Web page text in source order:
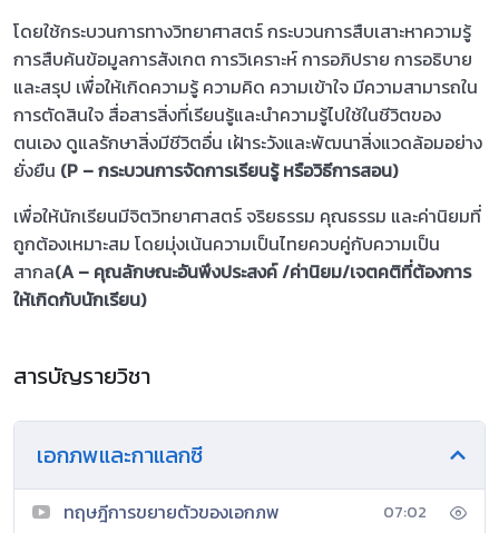
โดยใช้กระบวนการทางวิทยาศาสตร์ กระบวนการสืบเสาะหาความรู้
การสืบค้นข้อมูลการสังเกต การวิเคราะห์ การอภิปราย การอธิบาย
และสรุป เพื่อให้เกิดความรู้ ความคิด ความเข้าใจ มีความสามารถใน
การตัดสินใจ สื่อสารสิ่งที่เรียนรู้และนำความรู้ไปใช้ในชีวิตของ
ตนเอง ดูแลรักษาสิ่งมีชีวิตอื่น เฝ้าระวังและพัฒนาสิ่งแวดล้อมอย่าง
ยั่งยืน (P – กระบวนการจัดการเรียนรู้ หรือวิธีการสอน)
เพื่อให้นักเรียนมีจิตวิทยาศาสตร์ จริยธรรม คุณธรรม และค่านิยมที่
ถูกต้องเหมาะสม โดยมุ่งเน้นความเป็นไทยควบคู่กับความเป็น
สากล(A – คุณลักษณะอันพึงประสงค์ /ค่านิยม/เจตคติที่ต้องการ
ให้เกิดกับนักเรียน)
สารบัญรายวิชา
เอกภพและกาแลกซี
ทฤษฎีการขยายตัวของเอกภพ 07:02